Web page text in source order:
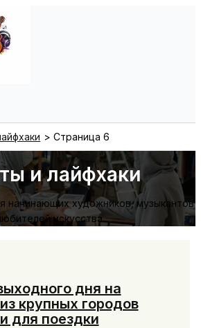
Страница 6
и лайфхаки
начинающих художников, музыкантов
искусства.
дня на
крупных городов
для поездки